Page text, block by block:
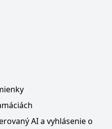
AI a vyhlásenie o